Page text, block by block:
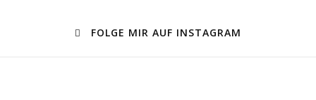
FOLGE MIR AUF INSTAGRAM